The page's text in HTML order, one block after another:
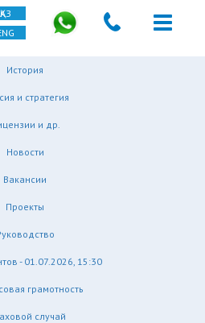
ҚАЗ
История
и стратегия
и др.
Новости
Вакансии
Проекты
- 01.07.2026, 15:30
грамотность
случай